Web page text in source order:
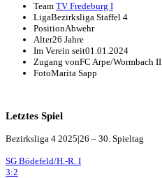
Team TV Fredeburg I
LigaBezirksliga Staffel 4
PositionAbwehr
Alter26 Jahre
Im Verein seit01.01.2024
Zugang vonFC Arpe/Wormbach II
FotoMarita Sapp
Letztes Spiel
Bezirksliga 4 2025|26 – 30. Spieltag
SG Bödefeld/H.-R. I
3:2